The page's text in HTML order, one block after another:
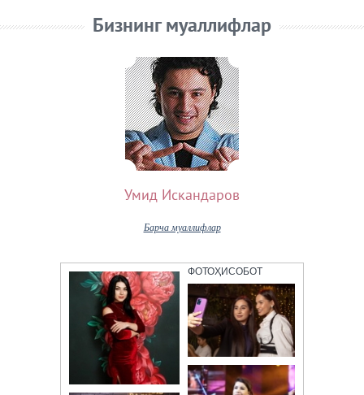
Бизнинг муаллифлар
Умид Искандаров
Барча муаллифлар
ФОТОҲИСОБОТ